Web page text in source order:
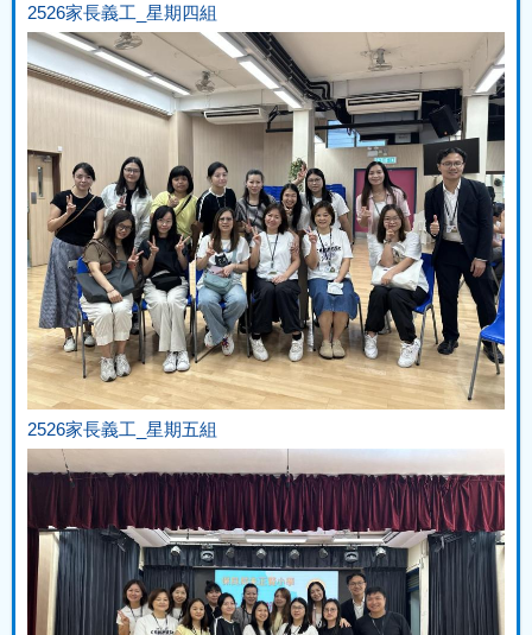
2526家長義工_星期四組
2526家長義工_星期五組